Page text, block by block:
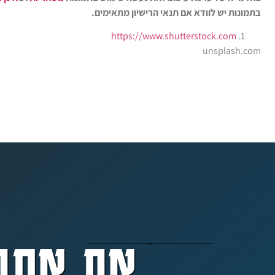
בתמונות יש לוודא אם תנאי הרישיון מתאימים.
https://www.shutterstock.com
unsplash.com